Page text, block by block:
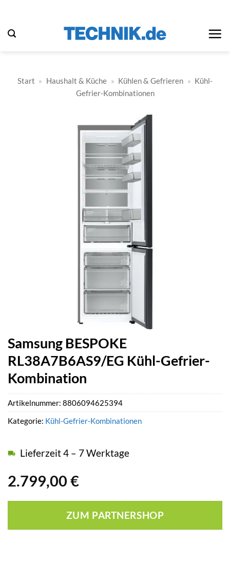
springen
Start » Haushalt & Küche » Kühlen & Gefrieren » Kühl-
Gefrier-Kombinationen
Samsung BESPOKE
RL38A7B6AS9/EG Kühl-Gefrier-
Kombination
2.799,00 €
Lieferzeit 4 – 7 Werktage
ZUM PARTNERSHOP
Artikelnummer: 8806094625394
Kategorie: Kühl-Gefrier-Kombinationen